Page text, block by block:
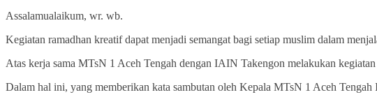
Assalamualaikum, wr. wb.
Kegiatan ramadhan kreatif dapat menjadi semangat bagi setiap muslim dalam
Atas kerja sama MTsN 1 Aceh Tengah dengan IAIN Takengon melakukan
Dalam hal ini, yang memberikan kata sambutan oleh Kepala MTsN 1 Aceh